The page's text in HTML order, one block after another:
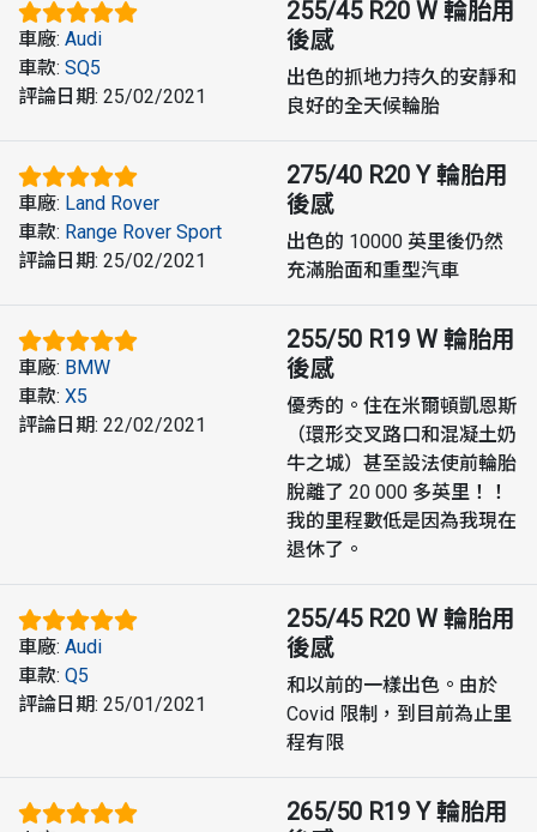
車廠: Audi
車款: SQ5
評論日期: 25/02/2021
255/45 R20 W 輪胎用
後感
出色的抓地力持久的安靜和
良好的全天候輪胎
車廠: Land Rover
車款: Range Rover Sport
評論日期: 25/02/2021
275/40 R20 Y 輪胎用
後感
出色的 10000 英里後仍然
充滿胎面和重型汽車
車廠: BMW
車款: X5
評論日期: 22/02/2021
255/50 R19 W 輪胎用
後感
優秀的。住在米爾頓凱恩斯
（環形交叉路口和混凝土奶
牛之城）甚至設法使前輪胎
脫離了 20 000 多英里！！
我的里程數低是因為我現在
退休了。
車廠: Audi
車款: Q5
評論日期: 25/01/2021
255/45 R20 W 輪胎用
後感
和以前的一樣出色。由於
Covid 限制，到目前為止里
程有限
265/50 R19 Y 輪胎用